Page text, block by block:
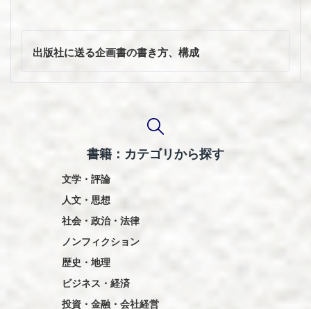
投
稿
ナ
ビ
出版社に送る企画書の書き方、構成
書籍：カテゴリから探す
文学・評論
人文・思想
社会・政治・法律
ノンフィクション
歴史・地理
ビジネス・経済
投資・金融・会社経営